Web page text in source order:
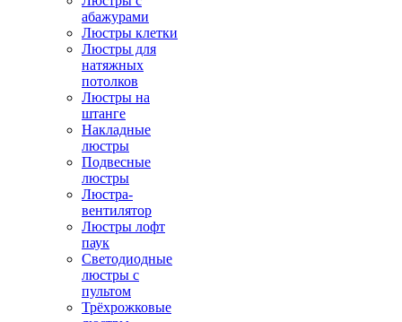
абажурами
Люстры клетки
Люстры для
натяжных
потолков
Люстры на
штанге
Накладные
люстры
Подвесные
люстры
Люстра-
вентилятор
Люстры лофт
паук
Светодиодные
люстры с
пультом
Трёхрожковые